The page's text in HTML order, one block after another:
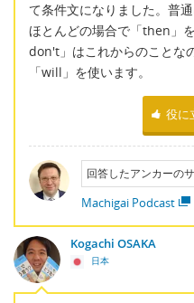
て条件文になりました。普
ほとんどの場合で「then」
don't」はこれからのことな
「will」を使います。
役に
回答したアンカーの
Machigai Podcast
Kogachi OSAKA
日本